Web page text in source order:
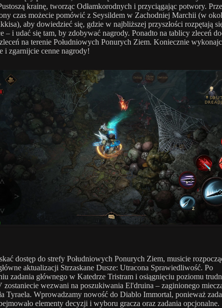
krainę, tworząc Odłamkorodnych i przyciągając potwory.
czas możecie pomówić z Seysildem w Zachodniej Marchii (w
aby dowiedzieć się, gdzie w najbliższej przyszłości rozpętają
– i udać się tam, by zdobywać nagrody. Ponadto na tablicy zleceń
na terenie Południowych Ponurych Ziem. Koniecznie
i zgarnijcie cenne nagrody!
dostęp do strefy Południowych Ponurych Ziem, musicie
aktualizacji Strzaskane Dusze: Utracona Sprawiedliwość. Po
zadania głównego w Katedrze Tristram i osiągnięciu poziomu
zostaniecie wezwani na poszukiwania El'druina – zaginionego
Tyraela. Wprowadzamy nowość do Diablo Immortal, ponieważ
elementy decyzji i wyboru gracza oraz zadania opcjonalne.